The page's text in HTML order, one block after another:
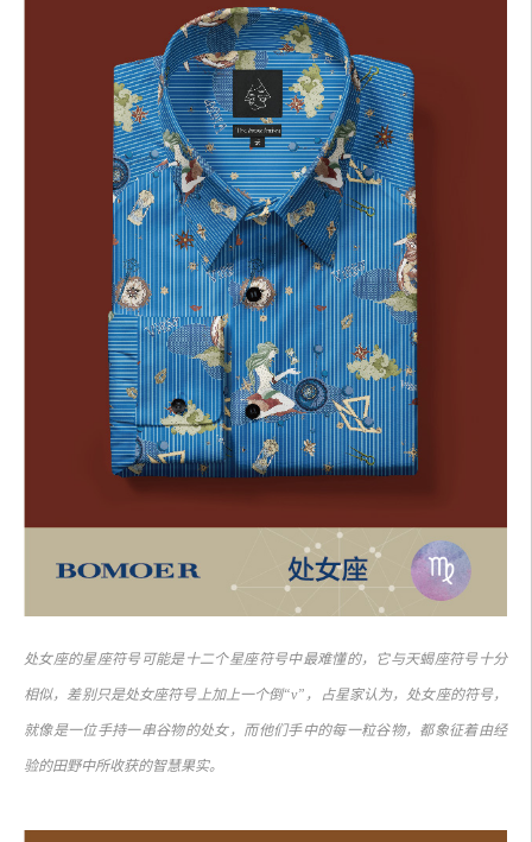
处女座的星座符号可能是十二个星座符号中最难懂的，它与天蝎座符号十分
相似，差别只是处女座符号上加上一个倒“v”，占星家认为，处女座的符号，
就像是一位手持一串谷物的处女，而他们手中的每一粒谷物，都象征着由经
验的田野中所收获的智慧果实。